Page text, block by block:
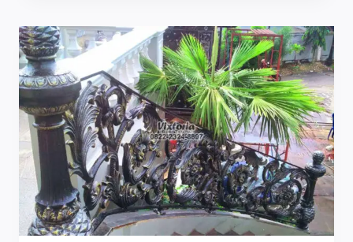
A
B
I
A
Y
A
M
E
M
B
U
A
T